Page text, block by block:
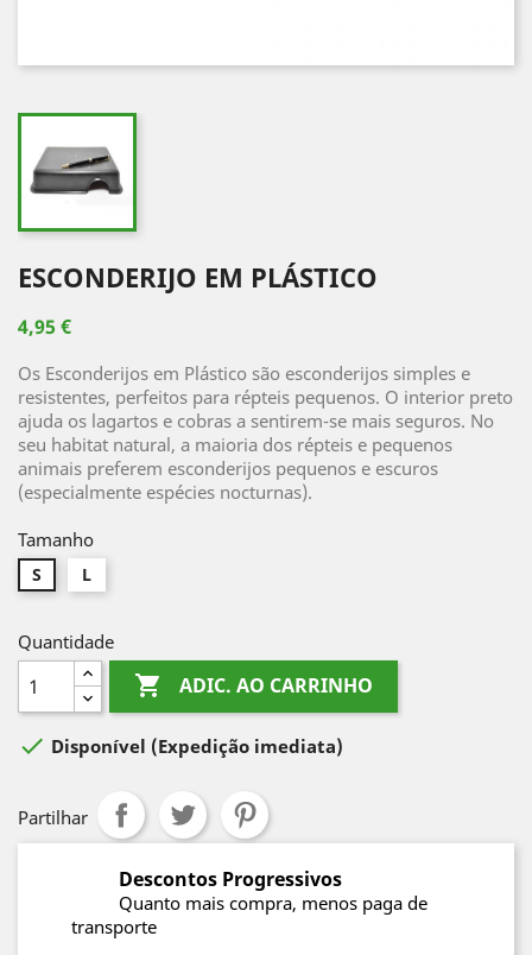
ESCONDERIJO EM PLÁSTICO
4,95 €
Os Esconderijos em Plástico são esconderijos simples e
resistentes, perfeitos para répteis pequenos. O interior preto
ajuda os lagartos e cobras a sentirem-se mais seguros. No
seu habitat natural, a maioria dos répteis e pequenos
animais preferem esconderijos pequenos e escuros
(especialmente espécies nocturnas).
Tamanho
S L
Quantidade
 ADIC. AO CARRINHO
 Disponível (Expedição imediata)
Partilhar
Descontos Progressivos
Quanto mais compra, menos paga de
transporte